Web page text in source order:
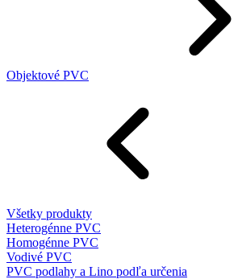
Objektové PVC
Všetky produkty
Heterogénne PVC
Homogénne PVC
Vodivé PVC
PVC podlahy a Lino podľa určenia